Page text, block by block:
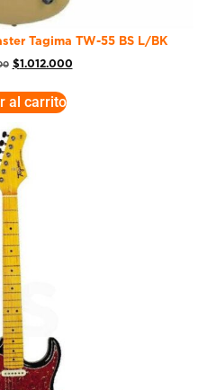
Tagima TW-55 BS L/BK
$1.012.000
al carrito